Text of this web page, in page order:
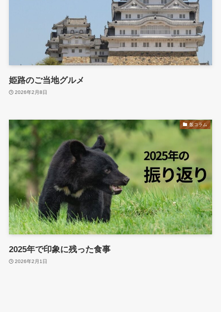
姫路のご当地グルメ
2026年2月8日
飯コラム
2025年で印象に残った食事
2026年2月1日